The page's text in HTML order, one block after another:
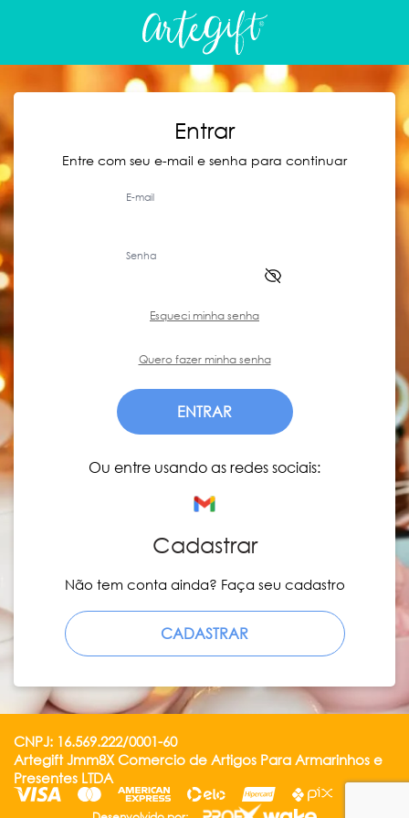
Entrar
Entre com seu e-mail e senha para continuar
E-mail
Senha
Esqueci minha senha
Quero fazer minha senha
ENTRAR
Ou entre usando as redes sociais:
Cadastrar
Não tem conta ainda? Faça seu cadastro
CADASTRAR
CNPJ: 16.569.222/0001-60
Artegift Jmm8X Comercio de Artigos Para Armarinhos e
Presentes LTDA